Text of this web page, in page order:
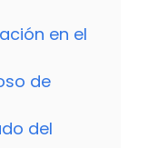
en el
de
del